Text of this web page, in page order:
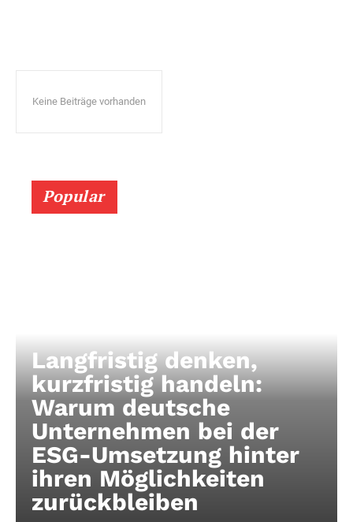
Keine Beiträge vorhanden
Popular
Langfristig denken,
kurzfristig handeln:
Warum deutsche
Unternehmen bei der
ESG-Umsetzung hinter
ihren Möglichkeiten
zurückbleiben